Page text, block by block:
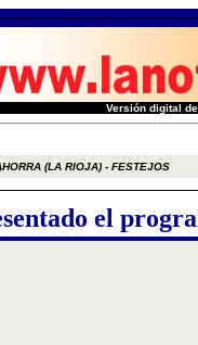
Versión digital
(LA RIOJA) - FESTEJOS
el